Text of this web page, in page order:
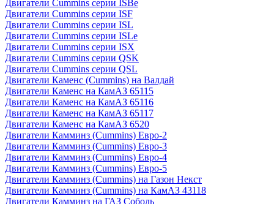
Двигатели Cummins серии ISBe
Двигатели Cummins серии ISF
Двигатели Cummins серии ISL
Двигатели Cummins серии ISLe
Двигатели Cummins серии ISX
Двигатели Cummins серии QSK
Двигатели Cummins серии QSL
Двигатели Каменс (Cummins) на Валдай
Двигатели Каменс на КамАЗ 65115
Двигатели Каменс на КамАЗ 65116
Двигатели Каменс на КамАЗ 65117
Двигатели Каменс на КамАЗ 6520
Двигатели Камминз (Cummins) Евро-2
Двигатели Камминз (Cummins) Евро-3
Двигатели Камминз (Cummins) Евро-4
Двигатели Камминз (Cummins) Евро-5
Двигатели Камминз (Cummins) на Газон Некст
Двигатели Камминз (Cummins) на КамАЗ 43118
Двигатели Камминз на ГАЗ Соболь